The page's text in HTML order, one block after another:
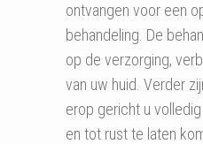
ontvangen voor een
behandeling. De
op de verzorging,
van uw huid. Verder
erop gericht u
en tot rust te laten